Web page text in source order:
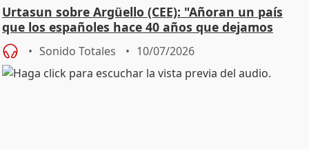
Urtasun sobre Argüello (CEE): "Añoran un país
que los españoles hace 40 años que dejamos
atrás"
Sonido Totales 10/07/2026